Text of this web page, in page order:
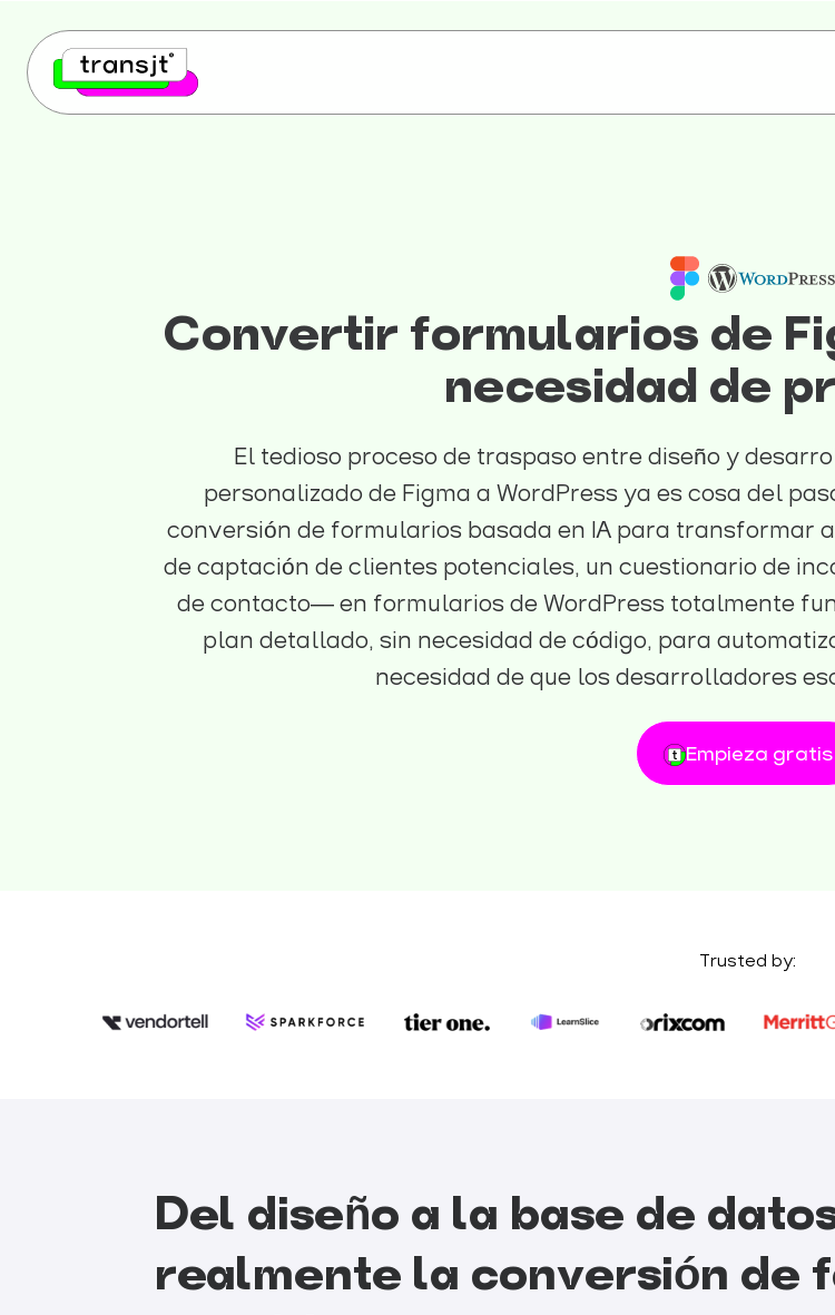
Convertir formularios de
necesidad de
El tedioso proceso de traspaso entre diseño y
personalizado de Figma a WordPress ya es cosa del
conversión de formularios basada en IA para transformar
de captación de clientes potenciales, un cuestionario de
de contacto— en formularios de WordPress totalmente
plan detallado, sin necesidad de código, para
necesidad de que los desarrolladores
Empieza gratis
Trusted by:
Del diseño a la base de
realmente la conversión de